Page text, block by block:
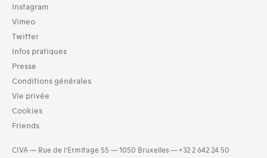
Instagram
Vimeo
Twitter
Infos pratiques
Presse
Conditions générales
Vie privée
Cookies
Friends
CIVA — Rue de l’Ermitage 55 — 1050 Bruxelles — +32 2 642 24 50